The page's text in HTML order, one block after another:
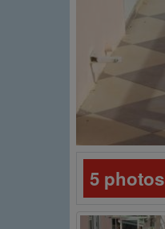
5 photos